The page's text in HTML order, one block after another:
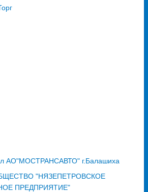
АО"МОСТРАНСАВТО" г.Балашиха
"НЯЗЕПЕТРОВСКОЕ
ПРЕДПРИЯТИЕ"